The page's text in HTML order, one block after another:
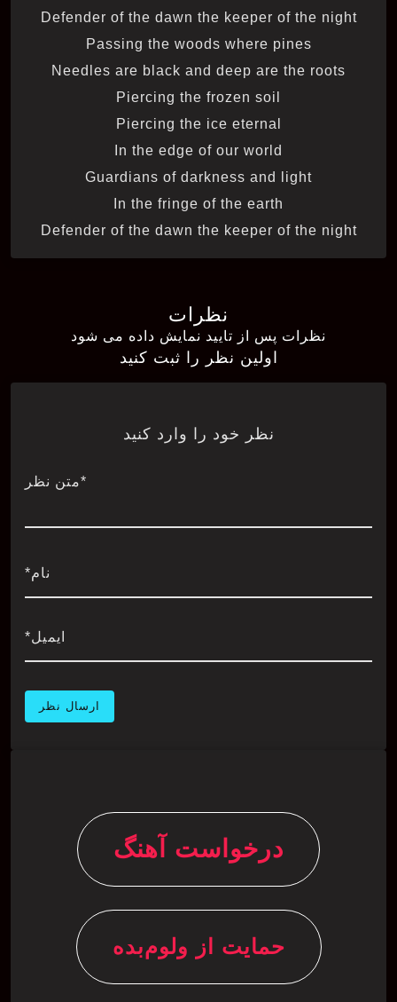
Defender of the dawn the keeper of the night
Passing the woods where pines
Needles are black and deep are the roots
Piercing the frozen soil
Piercing the ice eternal
In the edge of our world
Guardians of darkness and light
In the fringe of the earth
Defender of the dawn the keeper of the night
نظرات
نظرات پس از تایید نمایش داده می شود
اولین نظر را ثبت کنید
نظر خود را وارد کنید
*متن نظر
نام*
ایمیل*
درخواست آهنگ
حمایت از ولوم‌بده